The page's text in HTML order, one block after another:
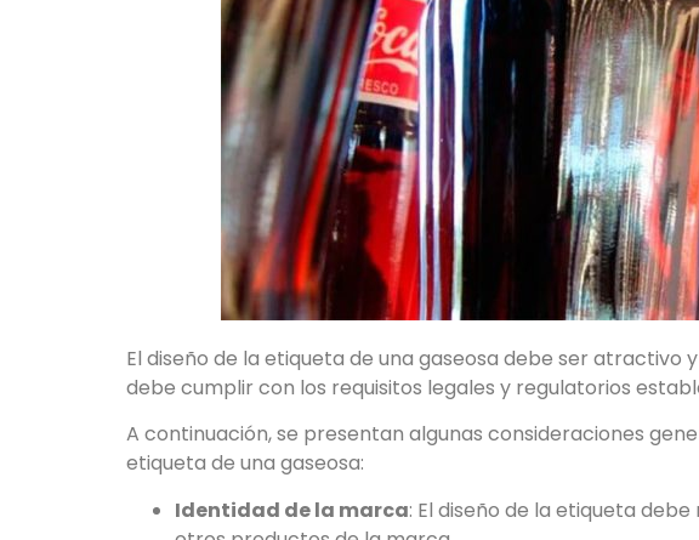
El diseño de la etiqueta de una gaseosa debe ser
debe cumplir con los requisitos legales y regulatorios
A continuación, se presentan algunas consideraciones
etiqueta de una gaseosa:
Identidad de la marca: El diseño de la etiqueta